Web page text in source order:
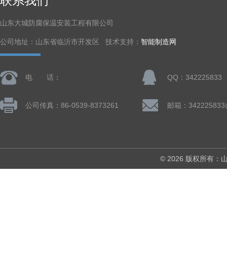
山东大城防腐保温安装工程有限公司
公司地址：山东省临沂市开发区 技术支持： 智能制造网
电 话： QQ：342225833
公司传真：86-0539-8373261 邮箱：
© 2026 版权所有：